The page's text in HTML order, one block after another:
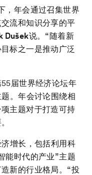
，年会通过召集世界
流和知识分享的平
Dušek说。“随着新
标之一是推动广泛
届世界经济论坛年
。年会讨论围绕相
主题对于打造可持
增长，包括利用科
能时代的产业”主题
新的行业格局。“投